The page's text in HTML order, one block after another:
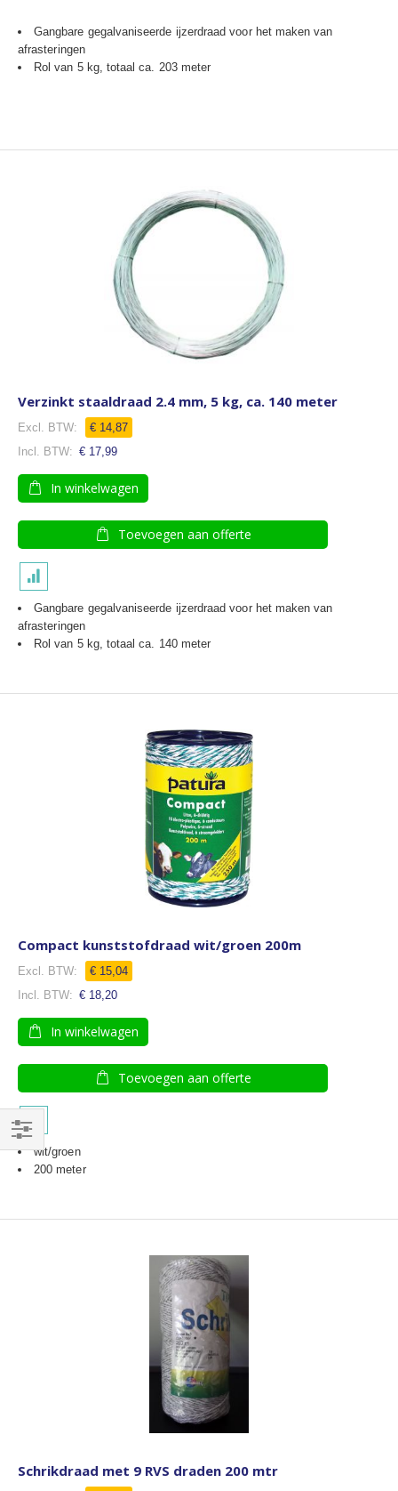
Gangbare gegalvaniseerde ijzerdraad voor het maken van
afrasteringen
Rol van 5 kg, totaal ca. 203 meter
Verzinkt staaldraad 2.4 mm, 5 kg, ca. 140 meter
€ 14,87
€ 17,99
In winkelwagen
Toevoegen aan offerte
Gangbare gegalvaniseerde ijzerdraad voor het maken van
afrasteringen
Rol van 5 kg, totaal ca. 140 meter
Compact kunststofdraad wit/groen 200m
€ 15,04
€ 18,20
In winkelwagen
Toevoegen aan offerte
wit/groen
200 meter
Schrikdraad met 9 RVS draden 200 mtr
Filteren